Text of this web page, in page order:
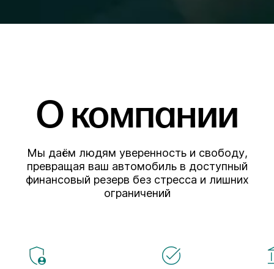
О компании
Мы даём людям уверенность и свободу,
превращая ваш автомобиль в доступный
финансовый резерв без стресса и лишних
ограничений